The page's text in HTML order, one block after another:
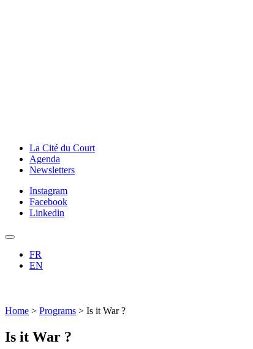
La Cité du Court
Agenda
Newsletters
Instagram
Facebook
Linkedin
FR
EN
Home > Programs > Is it War ?
Is it War ?